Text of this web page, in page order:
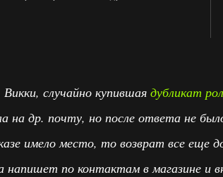
случайно купившаядубликат
на др. почту, но после ответа не
имело место, то возврат все еще
напишет по контактам в магазине и